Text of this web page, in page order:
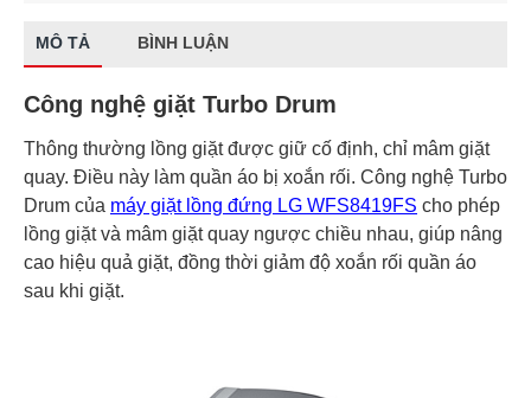
MÔ TẢ BÌNH LUẬN
Công nghệ giặt Turbo Drum
Thông thường lồng giặt được giữ cố định, chỉ mâm giặt
quay. Điều này làm quần áo bị xoắn rối. Công nghệ Turbo
Drum của máy giặt lồng đứng LG WFS8419FS cho phép
lồng giặt và mâm giặt quay ngược chiều nhau, giúp nâng
cao hiệu quả giặt, đồng thời giảm độ xoắn rối quần áo
sau khi giặt.